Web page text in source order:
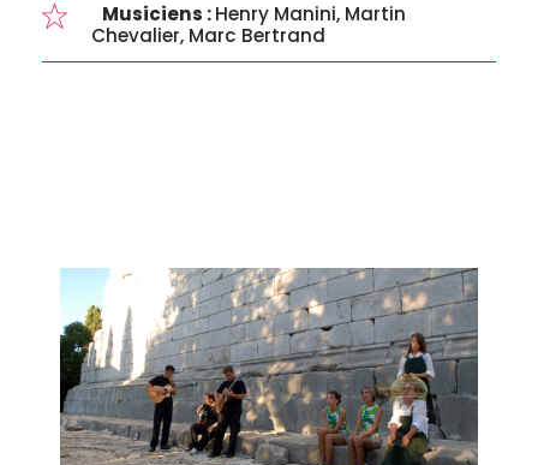
Musiciens :Henry Manini, Martin
Chevalier, Marc Bertrand